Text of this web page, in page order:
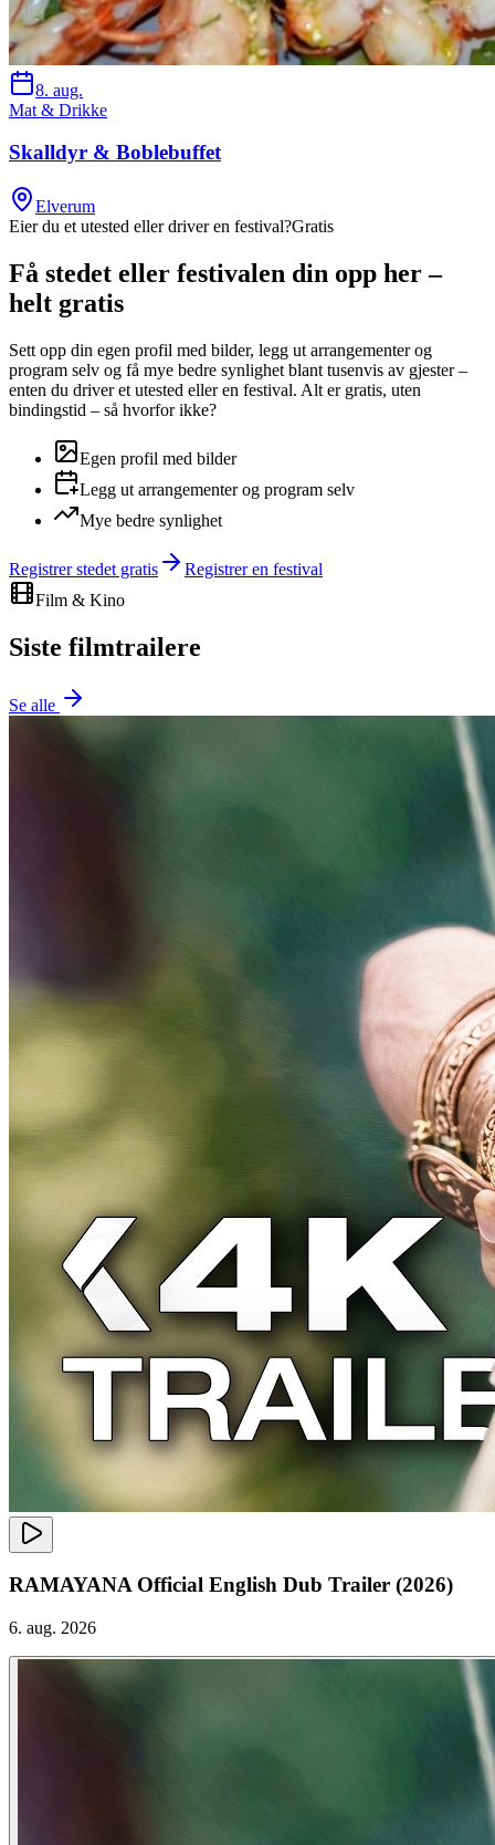
8. aug.
Mat & Drikke
Skalldyr & Boblebuffet
Elverum
Eier du et utested eller driver en festival?Gratis
Få stedet eller festivalen din opp her –
helt gratis
Sett opp din egen profil med bilder, legg ut arrangementer og
program selv og få mye bedre synlighet blant tusenvis av gjester –
enten du driver et utested eller en festival. Alt er gratis, uten
bindingstid – så hvorfor ikke?
Egen profil med bilder
Legg ut arrangementer og program selv
Mye bedre synlighet
Registrer stedet gratis
Registrer en festival
Film & Kino
Siste filmtrailere
Se alle
RAMAYANA Official English Dub Trailer (2026)
6. aug. 2026